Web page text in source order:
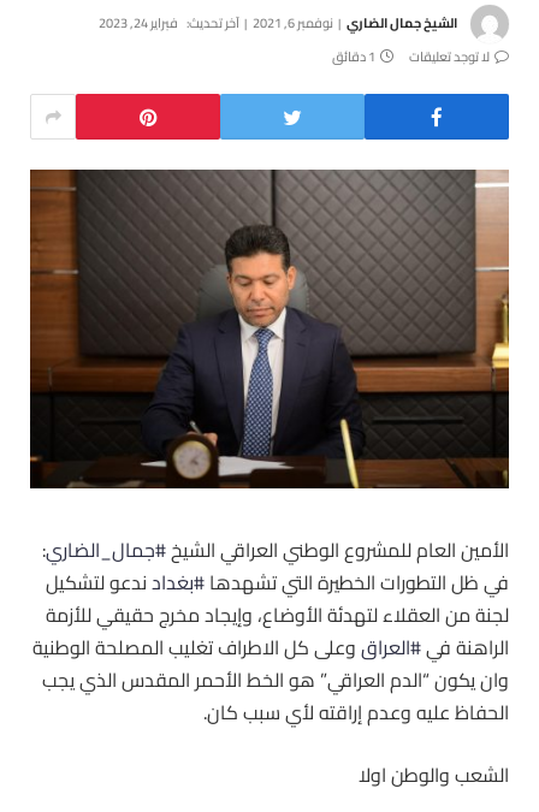
الشيخ جمال الضاري نوفمبر 6, 2021 آخر تحديث: فبراير 24, 2023
لا توجد تعليقات
1 دقائق
الأمين العام للمشروع الوطني العراقي الشيخ#جمال_الضاري:
في ظل التطورات الخطيرة التي تشهدها ‫#بغدادندعو لتشكيل
لجنة من العقلاء لتهدئة الأوضاع، وإيجاد مخرج حقيقي للأزمة
الراهنة في ‫#العراقوعلى كل الاطراف تغليب المصلحة الوطنية
وان يكون “الدم العراقي” هو الخط الأحمر المقدس الذي يجب
الحفاظ عليه وعدم إراقته لأي سبب كان.
الشعب والوطن اولا